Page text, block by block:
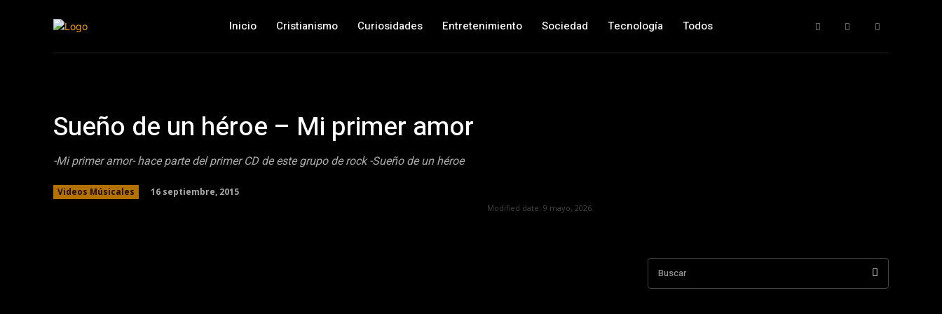
Inicio Cristianismo Curiosidades Entretenimiento Sociedad Tecnología Todos
Sueño de un héroe – Mi primer amor
-Mi primer amor- hace parte del primer CD de este grupo de rock -Sueño de un héroe
Videos Músicales 16 septiembre, 2015
Modified date: 9 mayo, 2026
Buscar